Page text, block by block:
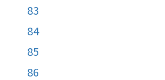
83
84
85
86